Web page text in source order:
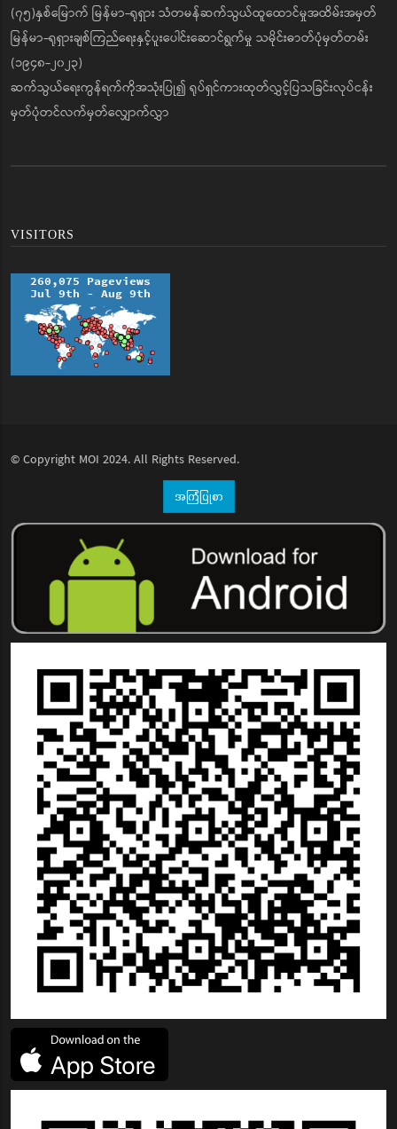
(၇၅)နှစ်မြောက် မြန်မာ-ရုရှား သံတမန်ဆက်သွယ်ထူထောင်မှုအထိမ်းအမှတ်
မြန်မာ-ရုရှားချစ်ကြည်ရေးနှင့်ပူးပေါင်းဆောင်ရွက်မှု သမိုင်းဓာတ်ပုံမှတ်တမ်း
(၁၉၄၈-၂၀၂၃)
ဆက်သွယ်ရေးကွန်ရက်ကိုအသုံးပြု၍ ရုပ်ရှင်ကားထုတ်လွှင့်ပြသခြင်းလုပ်ငန်း
မှတ်ပုံတင်လက်မှတ်လျှောက်လွှာ
VISITORS
© Copyright MOI 2024. All Rights Reserved.
အကြံပြုစာ